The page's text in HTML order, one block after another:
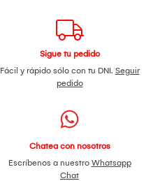
Sigue tu pedido
Fácil y rápido sólo con tu DNI. Seguir
pedido
Chatea con nosotros
Escríbenos a nuestro Whatsapp
Chat